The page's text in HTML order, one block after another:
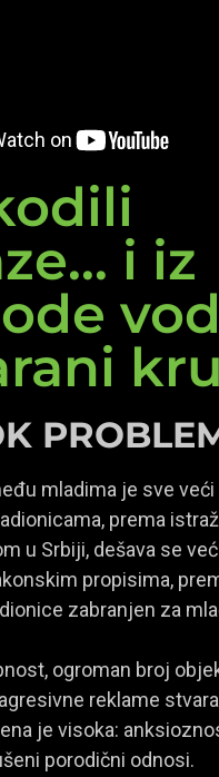
i iz
mladima je sve veći
prema
u Srbiji, dešava se
propisima,
zabranjen za
ogroman broj
reklame
je visoka:
porodični odnosi.